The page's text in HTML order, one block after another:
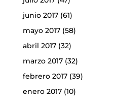
junio 2017(61)
mayo 2017(58)
abril 2017(32)
marzo 2017(32)
febrero 2017(39)
enero 2017(10)